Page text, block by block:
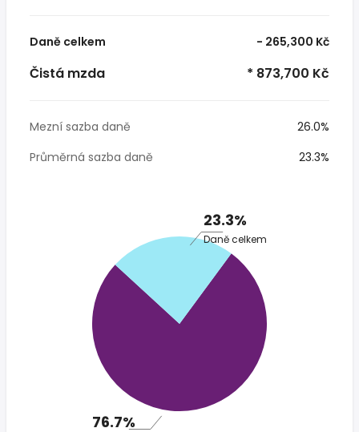
Daně celkem - 265,300 Kč
Čistá mzda * 873,700 Kč
Mezní sazba daně
26.0%
Průměrná sazba daně
23.3%
23.3%
Daně celkem
76.7%